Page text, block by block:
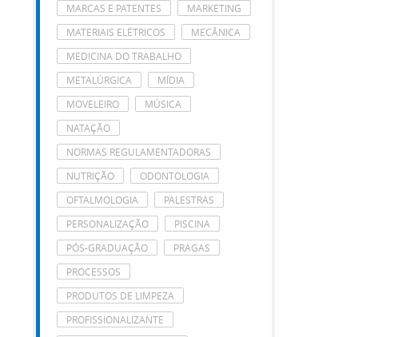
MARCAS E PATENTES
MARKETING
MATERIAIS ELÉTRICOS
MECÂNICA
MEDICINA DO TRABALHO
METALÚRGICA
MÍDIA
MOVELEIRO
MÚSICA
NATAÇÃO
NORMAS REGULAMENTADORAS
NUTRIÇÃO
ODONTOLOGIA
OFTALMOLOGIA
PALESTRAS
PERSONALIZAÇÃO
PISCINA
PÓS-GRADUAÇÃO
PRAGAS
PROCESSOS
PRODUTOS DE LIMPEZA
PROFISSIONALIZANTE